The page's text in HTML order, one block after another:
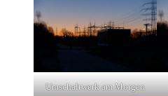
Umschaltwerk am Morgen